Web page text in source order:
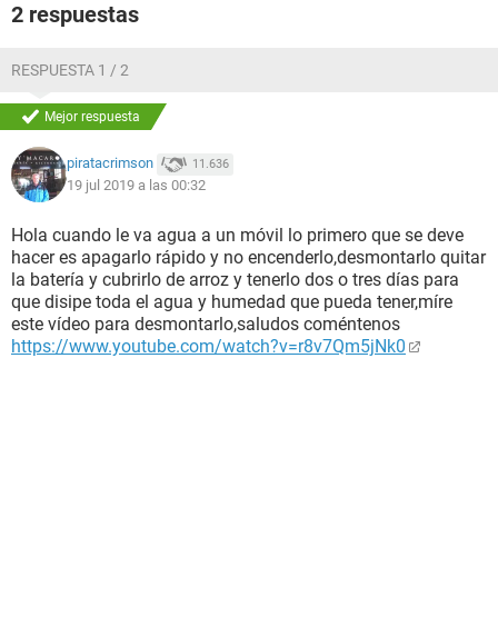
2 respuestas
RESPUESTA 1 / 2
Mejor respuesta
piratacrimson 11.636
19 jul 2019 a las 00:32
Hola cuando le va agua a un móvil lo primero que se deve
hacer es apagarlo rápido y no encenderlo,desmontarlo quitar
la batería y cubrirlo de arroz y tenerlo dos o tres días para
que disipe toda el agua y humedad que pueda tener,míre
este vídeo para desmontarlo,saludos coméntenos
https://www.youtube.com/watch?v=r8v7Qm5jNk0